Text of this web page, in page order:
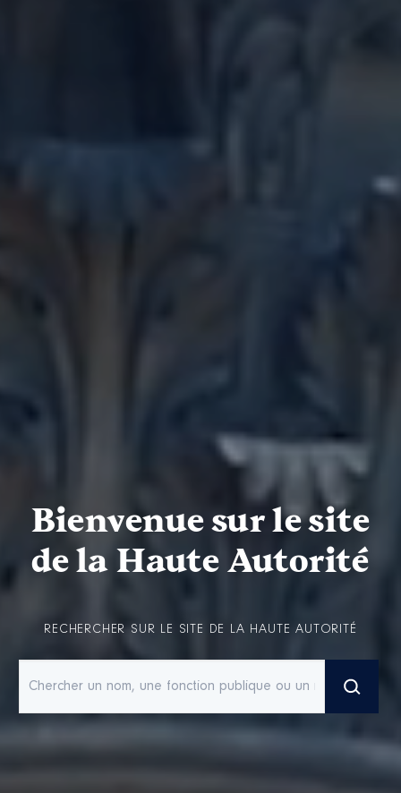
Bienvenue sur le site
de la Haute Autorité
RECHERCHER SUR LE SITE DE LA HAUTE AUTORITÉ